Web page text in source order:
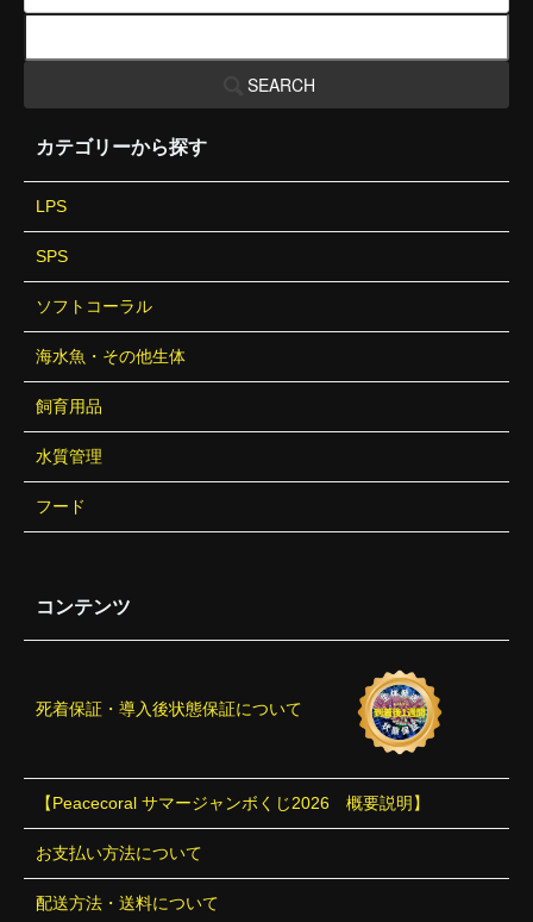
SEARCH
カテゴリーから探す
LPS
SPS
ソフトコーラル
海水魚・その他生体
飼育用品
水質管理
フード
コンテンツ
死着保証・導入後状態保証について
【Peacecoral サマージャンボくじ2026 概要説明】
お支払い方法について
配送方法・送料について